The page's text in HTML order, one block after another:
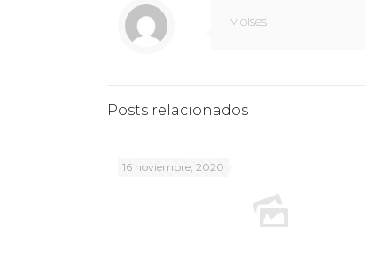
Moises
Posts relacionados
16 noviembre, 2020